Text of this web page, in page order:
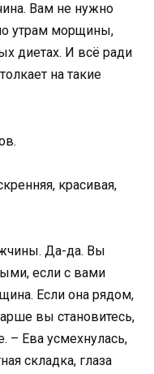
Вам не нужно
утрам морщины,
диетах. И всё ради
на такие
красивая,
Да-да. Вы
если с вами
Если она рядом,
вы становитесь,
Ева усмехнулась,
складка, глаза